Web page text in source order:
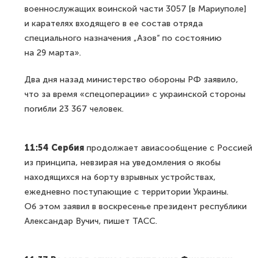
военнослужащих воинской части 3057 [в Мариуполе]
и карателях входящего в ее состав отряда
специального назначения „Азов“ по состоянию
на 29 марта».
Два дня назад министерство обороны РФ заявило,
что за время «спецоперации» с украинской стороны
погибли 23 367 человек.
11:54 Сербия продолжает авиасообщение с Россией
из принципа, невзирая на уведомления о якобы
находящихся на борту взрывных устройствах,
ежедневно поступающие с территории Украины.
Об этом заявил в воскресенье президент республики
Александар Вучич, пишет ТАСС.